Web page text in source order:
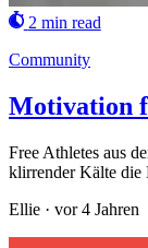
2 min read
Community
Motivation
Free Athletes aus
klirrender Kälte die
Ellie · vor 4 Jahren